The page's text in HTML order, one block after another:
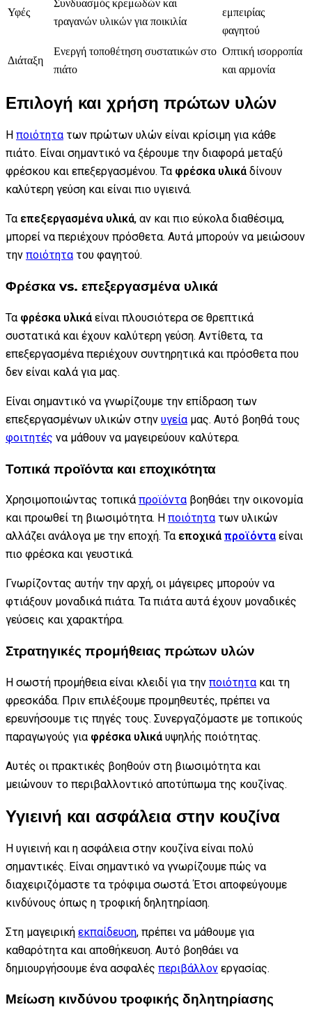
Υφές
Συνδυασμός κρεμωδών και
τραγανών υλικών για ποικιλία
εμπειρίας
φαγητού
Διάταξη
Ενεργή τοποθέτηση συστατικών στο
πιάτο
Οπτική ισορροπία
και αρμονία
Επιλογή και χρήση πρώτων υλών
Η ποιότητατων πρώτων υλών είναι κρίσιμη για κάθε
πιάτο. Είναι σημαντικό να ξέρουμε την διαφορά μεταξύ
φρέσκου και επεξεργασμένου. Τα φρέσκα υλικά δίνουν
καλύτερη γεύση και είναι πιο υγιεινά.
Τα επεξεργασμένα υλικά, αν και πιο εύκολα διαθέσιμα,
μπορεί να περιέχουν πρόσθετα. Αυτά μπορούν να μειώσουν
την ποιότητατου φαγητού.
Φρέσκα vs. επεξεργασμένα υλικά
Τα φρέσκα υλικά είναι πλουσιότερα σε θρεπτικά
συστατικά και έχουν καλύτερη γεύση. Αντίθετα, τα
επεξεργασμένα περιέχουν συντηρητικά και πρόσθετα που
δεν είναι καλά για μας.
Είναι σημαντικό να γνωρίζουμε την επίδραση των
επεξεργασμένων υλικών στην υγείαμας. Αυτό βοηθά τους
φοιτητές να μάθουν να μαγειρεύουν καλύτερα.
Τοπικά προϊόντα και εποχικότητα
Χρησιμοποιώντας τοπικάπροϊόνταβοηθάει την οικονομία
και προωθεί τη βιωσιμότητα. Η ποιότητατων υλικών
αλλάζει ανάλογα με την εποχή. Τα εποχικά προϊόντα είναι
πιο φρέσκα και γευστικά.
Γνωρίζοντας αυτήν την αρχή, οι μάγειρες μπορούν να
φτιάξουν μοναδικά πιάτα. Τα πιάτα αυτά έχουν μοναδικές
γεύσεις και χαρακτήρα.
Στρατηγικές προμήθειας πρώτων υλών
Η σωστή προμήθεια είναι κλειδί για την ποιότητα και τη
φρεσκάδα. Πριν επιλέξουμε προμηθευτές, πρέπει να
ερευνήσουμε τις πηγές τους. Συνεργαζόμαστε με τοπικούς
παραγωγούς για φρέσκα υλικά υψηλής ποιότητας.
Αυτές οι πρακτικές βοηθούν στη βιωσιμότητα και
μειώνουν το περιβαλλοντικό αποτύπωμα της κουζίνας.
Υγιεινή και ασφάλεια στην κουζίνα
Η υγιεινή και η ασφάλεια στην κουζίνα είναι πολύ
σημαντικές. Είναι σημαντικό να γνωρίζουμε πώς να
διαχειριζόμαστε τα τρόφιμα σωστά. Έτσι αποφεύγουμε
κινδύνους όπως η τροφική δηλητηρίαση.
Στη μαγειρική εκπαίδευση, πρέπει να μάθουμε για
καθαρότητα και αποθήκευση. Αυτό βοηθάει να
δημιουργήσουμε ένα ασφαλές περιβάλλον εργασίας.
Μείωση κινδύνου τροφικής δηλητηρίασης